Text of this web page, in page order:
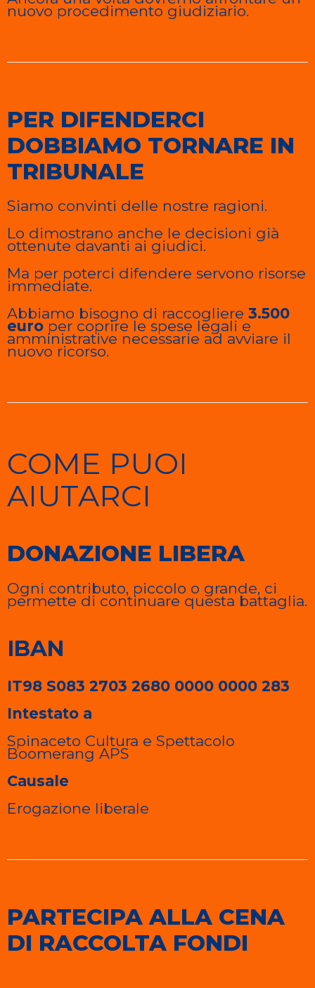
nuovo procedimento giudiziario.
PER DIFENDERCI
DOBBIAMO TORNARE IN
TRIBUNALE
Siamo convinti delle nostre ragioni.
Lo dimostrano anche le decisioni già
ottenute davanti ai giudici.
Ma per poterci difendere servono risorse
immediate.
Abbiamo bisogno di raccogliere 3.500
euro per coprire le spese legali e
amministrative necessarie ad avviare il
nuovo ricorso.
COME PUOI
AIUTARCI
DONAZIONE LIBERA
Ogni contributo, piccolo o grande, ci
permette di continuare questa battaglia.
IBAN
IT98 S083 2703 2680 0000 0000 283
Intestato a
Spinaceto Cultura e Spettacolo
Boomerang APS
Causale
Erogazione liberale
PARTECIPA ALLA CENA
DI RACCOLTA FONDI